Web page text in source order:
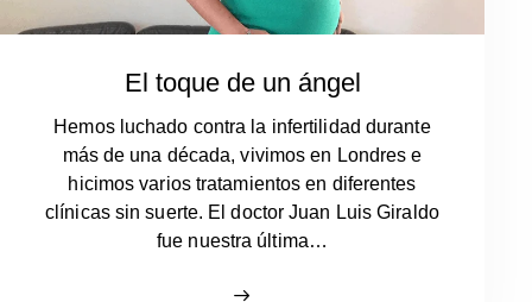
El toque de un ángel
Hemos luchado contra la infertilidad durante
más de una década, vivimos en Londres e
hicimos varios tratamientos en diferentes
clínicas sin suerte. El doctor Juan Luis Giraldo
fue nuestra última…